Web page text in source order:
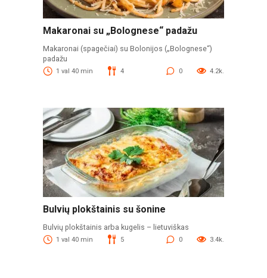
Makaronai su „Bolognese“ padažu
Makaronai (spagečiai) su Bolonijos („Bolognese“)
padažu
1 val 40 min 4 0 4.2k.
Bulvių plokštainis su šonine
Bulvių plokštainis arba kugelis – lietuviškas
1 val 40 min 5 0 3.4k.